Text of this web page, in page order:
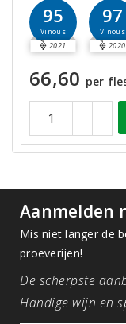
95
Vinous
2021
97
Vinous
2020
66,60 per
Aanmelden
Mis niet langer de
proeverijen!
De scherpste
Handige wijn en